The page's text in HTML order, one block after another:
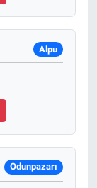
Alpu
Odunpazarı